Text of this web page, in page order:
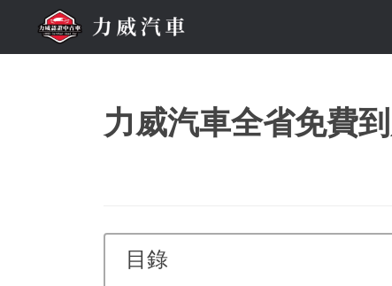
力威汽車全省免費
目錄